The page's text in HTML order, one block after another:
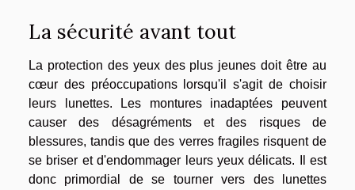
La sécurité avant tout
La protection des yeux des plus jeunes doit être au
cœur des préoccupations lorsqu'il s'agit de choisir
leurs lunettes. Les montures inadaptées peuvent
causer des désagréments et des risques de
blessures, tandis que des verres fragiles risquent de
se briser et d'endommager leurs yeux délicats. Il est
donc primordial de se tourner vers des lunettes